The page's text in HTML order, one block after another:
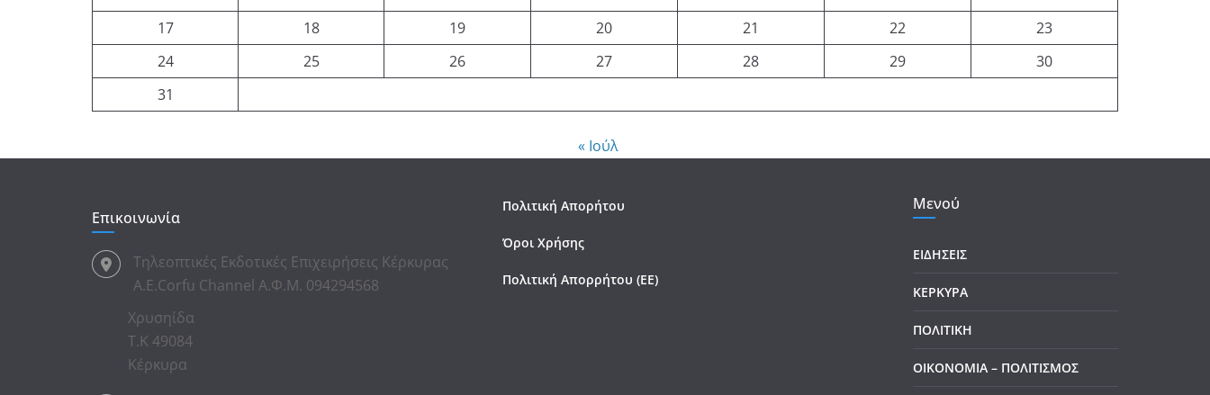
17
18 19 20 21 22
23
24
25 26 27 28 29
30
31
« Ιούλ
Επικοινωνία
Τηλεοπτικές Εκδοτικές Επιχειρήσεις Κέρκυρας
Α.Ε.Corfu Channel Α.Φ.Μ. 094294568
Χρυσηίδα
Τ.Κ 49084
Κέρκυρα
Πολιτική Απορήτου
Όροι Χρήσης
Πολιτική Απορρήτου (ΕΕ)
Μενού
ΕΙΔΗΣΕΙΣ
ΚΕΡΚΥΡΑ
ΠΟΛΙΤΙΚΗ
ΟΙΚΟΝΟΜΙΑ – ΠΟΛΙΤΙΣΜΟΣ